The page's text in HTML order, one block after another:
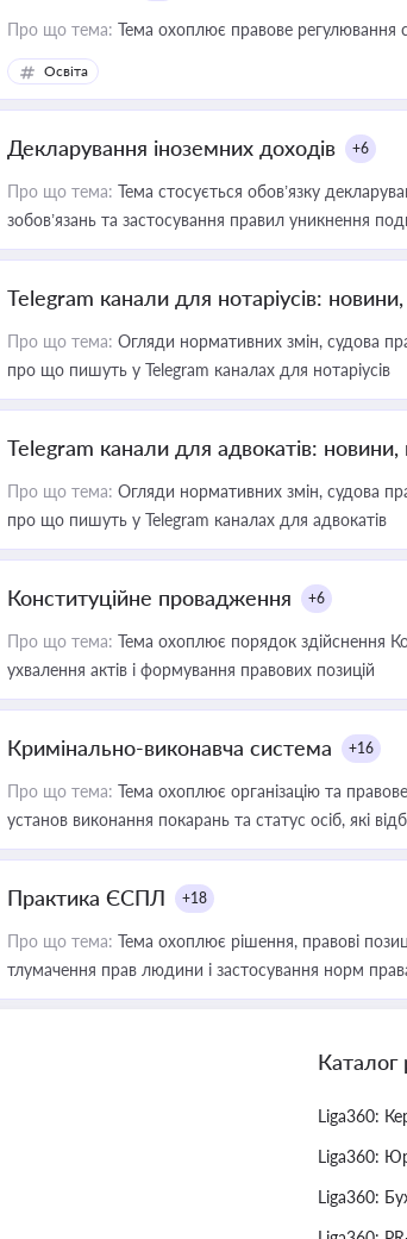
Про що тема: Тема охоплює правове регулювання
Освіта
Декларування іноземних доходів +6
Про що тема: Тема стосується обов’язку
зобов’язань та застосування правил уникнення
Telegram канали для нотаріусів:
Про що тема: Огляди нормативних змін, судова
про що пишуть у Telegram каналах для нотаріусів
Telegram канали для адвокатів: новини,
Про що тема: Огляди нормативних змін, судова
про що пишуть у Telegram каналах для адвокатів
Конституційне провадження +6
Про що тема: Тема охоплює порядок здійснення
ухвалення актів і формування правових позицій
Кримінально-виконавча система +16
Про що тема: Тема охоплює організацію та
установ виконання покарань та статус осіб, які
Практика ЄСПЛ +18
Про що тема: Тема охоплює рішення, правові
тлумачення прав людини і застосування норм
Каталог
Liga360:
Liga360:
Liga360: